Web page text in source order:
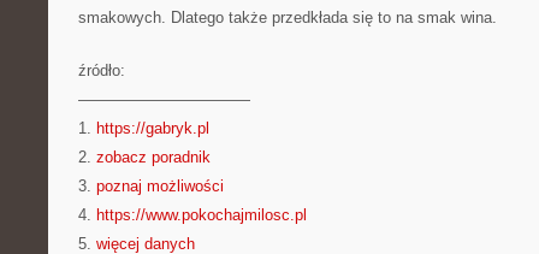
smakowych. Dlatego także przedkłada się to na smak wina.
źródło:
———————————
1. https://gabryk.pl
2. zobacz poradnik
3. poznaj możliwości
4. https://www.pokochajmilosc.pl
5. więcej danych